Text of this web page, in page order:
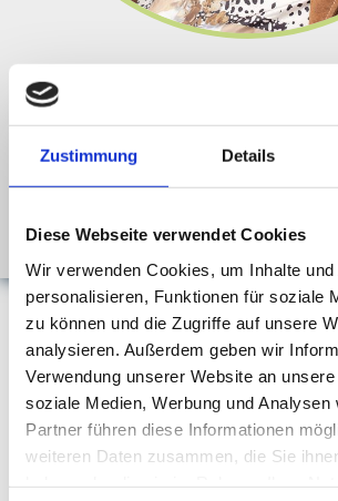
Zustimmung Details
Diese Webseite verwendet Cookies
Wir verwenden Cookies, um Inhalte
personalisieren, Funktionen für soziale
zu können und die Zugriffe auf unsere
analysieren. Außerdem geben wir
Verwendung unserer Website an
soziale Medien, Werbung und Analysen
Partner führen diese Informationen
weiteren Daten zusammen, die Sie
Brigitte Niemann ist
DI: 14.30 - 18.00 UHR UND DO: 14.30
TELEFONISCHER VEREINBARUNG
Rufen Sie an
Impressionen